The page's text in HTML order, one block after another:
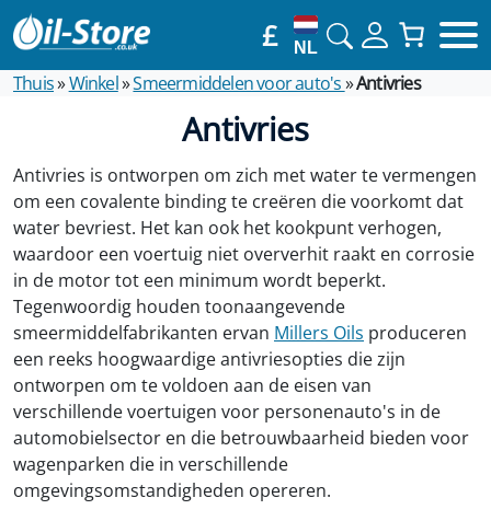
£ NL
Thuis»Winkel»Smeermiddelen voor auto's»Antivries
Antivries
Antivries is ontworpen om zich met water te vermengen
om een ​​covalente binding te creëren die voorkomt dat
water bevriest. Het kan ook het kookpunt verhogen,
waardoor een voertuig niet oververhit raakt en corrosie
in de motor tot een minimum wordt beperkt.
Tegenwoordig houden toonaangevende
smeermiddelfabrikanten ervan Millers Oils produceren
een reeks hoogwaardige antivriesopties die zijn
ontworpen om te voldoen aan de eisen van
verschillende voertuigen voor personenauto's in de
automobielsector en die betrouwbaarheid bieden voor
wagenparken die in verschillende
omgevingsomstandigheden opereren.